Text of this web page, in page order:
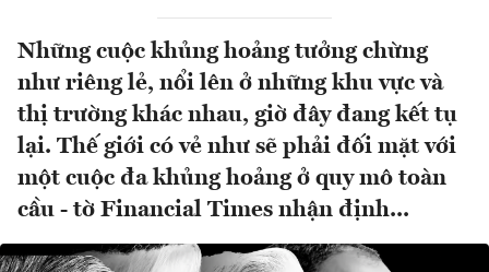
Những cuộc khủng hoảng tưởng chừng
như riêng lẻ, nổi lên ở những khu vực và
thị trường khác nhau, giờ đây đang kết tụ
lại. Thế giới có vẻ như sẽ phải đối mặt với
một cuộc đa khủng hoảng ở quy mô toàn
cầu - tờ Financial Times nhận định...